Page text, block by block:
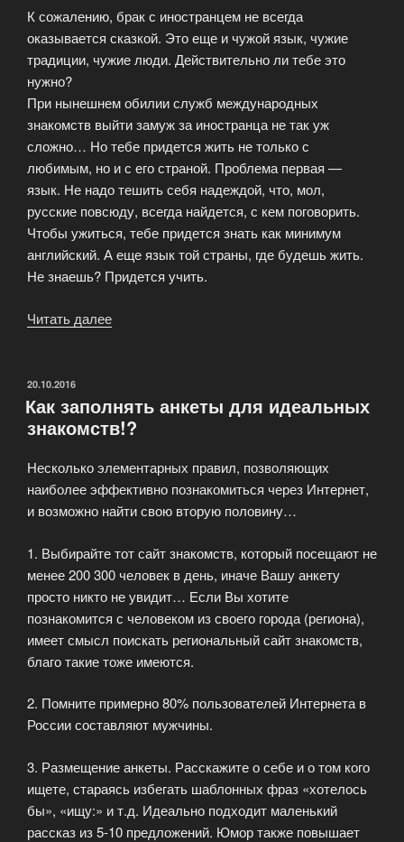
К сожалению, брак с иностранцем не всегда
оказывается сказкой. Это еще и чужой язык, чужие
традиции, чужие люди. Действительно ли тебе это
нужно?
При нынешнем обилии служб международных
знакомств выйти замуж за иностранца не так уж
сложно… Но тебе придется жить не только с
любимым, но и с его страной. Проблема первая —
язык. Не надо тешить себя надеждой, что, мол,
русские повсюду, всегда найдется, с кем поговорить.
Чтобы ужиться, тебе придется знать как минимум
английский. А еще язык той страны, где будешь жить.
Не знаешь? Придется учить.
Читать далее
ожидать
от
иностранца?»
ОПУБЛИКОВАНО
20.10.2016
Как заполнять анкеты для идеальных
знакомств!?
Несколько элементарных правил, позволяющих
наиболее эффективно познакомиться через Интернет,
и возможно найти свою вторую половину…
1. Выбирайте тот сайт знакомств, который посещают не
менее 200 300 человек в день, иначе Вашу анкету
просто никто не увидит… Если Вы хотите
познакомится с человеком из своего города (региона),
имеет смысл поискать региональный сайт знакомств,
благо такие тоже имеются.
2. Помните примерно 80% пользователей Интернета в
России составляют мужчины.
3. Размещение анкеты. Расскажите о себе и о том кого
ищете, стараясь избегать шаблонных фраз «хотелось
бы», «ищу:» и т.д. Идеально подходит маленький
рассказ из 5-10 предложений. Юмор также повышает